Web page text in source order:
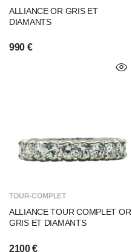
ALLIANCE OR GRIS ET
DIAMANTS
990 €
TOUR-COMPLET
ALLIANCE TOUR COMPLET OR
GRIS ET DIAMANTS
2100€